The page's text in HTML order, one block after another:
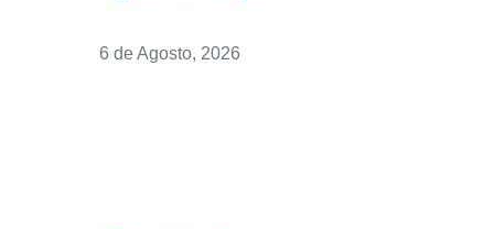
6 de Agosto, 2026